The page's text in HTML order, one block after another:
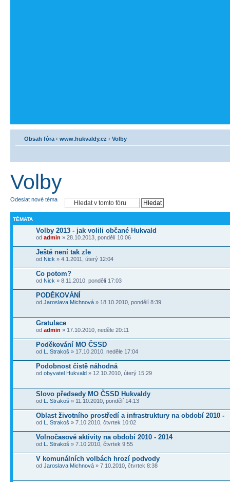
Obsah fóra ‹ www.hukvaldy.cz ‹ Volby
Volby
Odeslat nové téma
TÉMATA
Volby 2013 - jak volili občané Hukvald
od admin » 28.10.2013, pondělí 10:06
Ještě není tak zle
od Nick » 4.1.2011, úterý 12:04
Co potom?
od Nick » 8.11.2010, pondělí 17:03
PODĚKOVÁNÍ
od Jaroslava Michnová » 18.10.2010, pondělí 8:39
Gratulace
od admin » 17.10.2010, neděle 20:11
Poděkování MO ČSSD
od L. Strakoš » 17.10.2010, neděle 17:04
Podobnost čistě náhodná
od obyvatel Hukvald » 12.10.2010, úterý 15:29
Slovo předsedy MO ČSSD Hukvaldy
od L. Strakoš » 11.10.2010, pondělí 14:13
Oblast životního prostředí a infrastruktury na období 2010 -
od L. Strakoš » 7.10.2010, čtvrtek 10:02
Volnočasové aktivity na období 2010 - 2014
od L. Strakoš » 7.10.2010, čtvrtek 9:55
V komunálních volbách hrozí podvody
od Jaroslava Michnová » 7.10.2010, čtvrtek 8:38